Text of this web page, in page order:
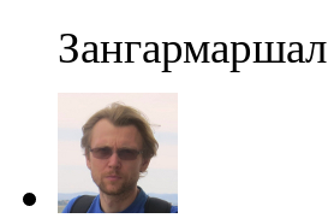
Зангармаршал